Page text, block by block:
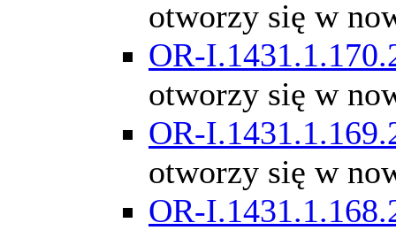
otworzy się w
OR-
otworzy się w
OR-
otworzy się w
OR-